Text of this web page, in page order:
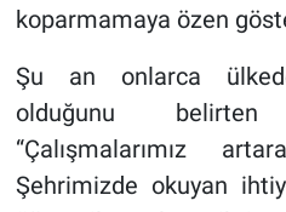
koparmamaya özen
Şu an onlarca
olduğunu
“Çalışmalarımız
Şehrimizde okuyan